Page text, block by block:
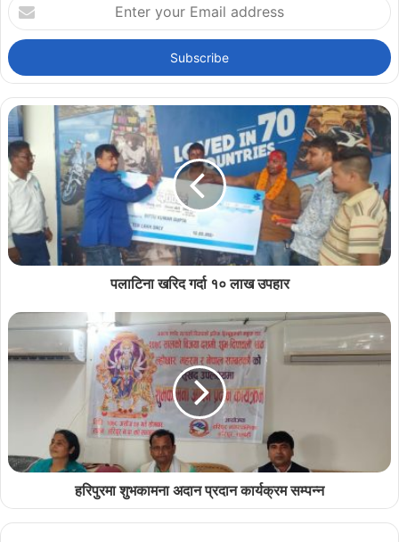
your
Email
address
पलाटिना खरिद गर्दा १० लाख उपहार
हरिपुरमा शुभकामना अदान प्रदान कार्यक्रम सम्पन्न